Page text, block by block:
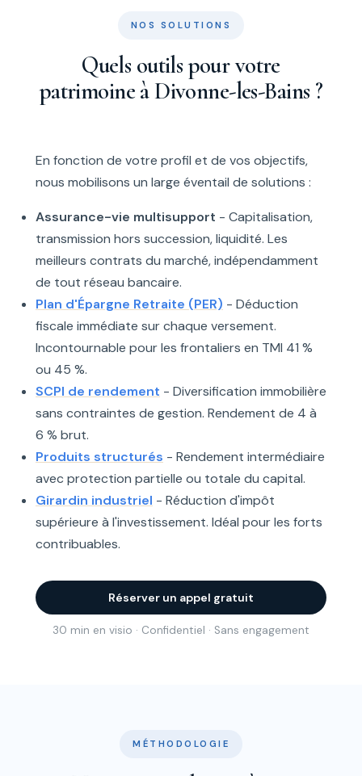
NOS SOLUTIONS
Quels outils pour votre
patrimoine à Divonne-les-Bains ?
En fonction de votre profil et de vos objectifs,
nous mobilisons un large éventail de solutions :
Assurance-vie multisupport - Capitalisation,
transmission hors succession, liquidité. Les
meilleurs contrats du marché, indépendamment
de tout réseau bancaire.
Plan d'Épargne Retraite (PER) - Déduction
fiscale immédiate sur chaque versement.
Incontournable pour les frontaliers en TMI 41 %
ou 45 %.
SCPI de rendement - Diversification immobilière
sans contraintes de gestion. Rendement de 4 à
6 % brut.
Produits structurés - Rendement intermédiaire
avec protection partielle ou totale du capital.
Girardin industriel - Réduction d'impôt
supérieure à l'investissement. Idéal pour les forts
contribuables.
Réserver un appel gratuit
30 min en visio · Confidentiel · Sans engagement
MÉTHODOLOGIE